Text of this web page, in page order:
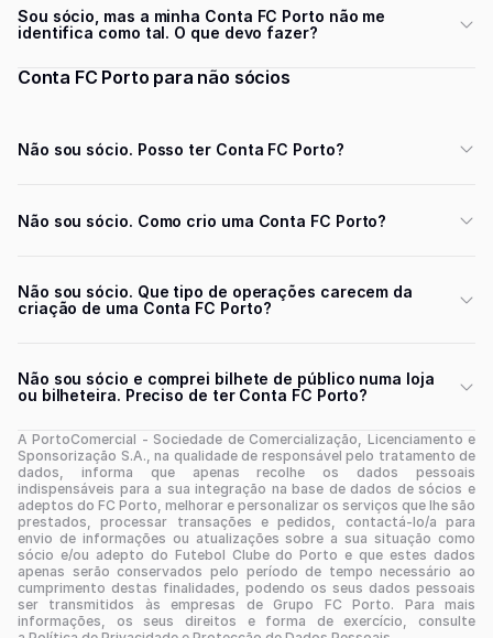
Sou sócio, mas a minha Conta FC Porto não me
identifica como tal. O que devo fazer?
Conta FC Porto para não sócios
Não sou sócio. Posso ter Conta FC Porto?
Não sou sócio. Como crio uma Conta FC Porto?
Não sou sócio. Que tipo de operações carecem da
criação de uma Conta FC Porto?
Não sou sócio e comprei bilhete de público numa loja
ou bilheteira. Preciso de ter Conta FC Porto?
A PortoComercial - Sociedade de Comercialização, Licenciamento e
Sponsorização S.A., na qualidade de responsável pelo tratamento de
dados, informa que apenas recolhe os dados pessoais
indispensáveis para a sua integração na base de dados de sócios e
adeptos do FC Porto, melhorar e personalizar os serviços que lhe são
prestados, processar transações e pedidos, contactá-lo/a para
envio de informações ou atualizações sobre a sua situação como
sócio e/ou adepto do Futebol Clube do Porto e que estes dados
apenas serão conservados pelo período de tempo necessário ao
cumprimento destas finalidades, podendo os seus dados pessoais
ser transmitidos às empresas de Grupo FC Porto. Para mais
informações, os seus direitos e forma de exercício, consulte